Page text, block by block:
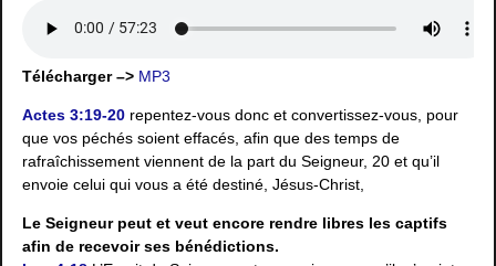
Télécharger –> MP3
Actes 3:19-20 repentez-vous donc et convertissez-vous, pour
que vos péchés soient effacés, afin que des temps de
rafraîchissement viennent de la part du Seigneur, 20 et qu’il
envoie celui qui vous a été destiné, Jésus-Christ,
Le Seigneur peut et veut encore rendre libres les captifs
afin de recevoir ses bénédictions.